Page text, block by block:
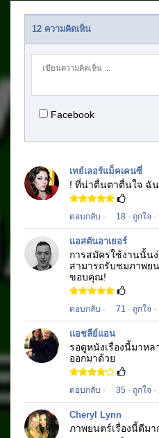
12 ความคิดเห็น
Facebook
เทย์เลอร์แม็คเคนซี่
! ที่น่าตื่นตาตื่นใจ ฉั
ตอบกลับ · 18 · ถูกใจ
แอสตันอาเยอร์
การสมัครใช้งานนั้น
สามารถรับชมภาพย
ขอบคุณ!
ตอบกลับ · 71 · ถูกใจ
แอชลีย์แอน
รอดูหนังเรื่องนี้มาหล
ออกมาด้วย
ตอบกลับ · 35 · ถูกใจ
Cheryl Lynn
ภาพยนตร์เรื่องนี้ดีมา